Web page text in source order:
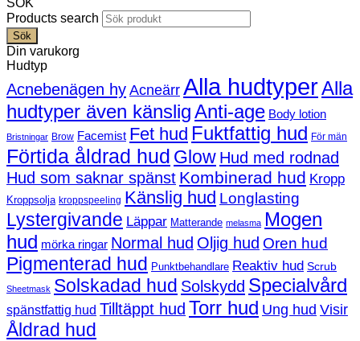
SÖK
Products search
Sök
Din varukorg
Hudtyp
Acnebenägen hy Acneärr Alla hudtyperAlla
hudtyper även känsligAnti-age Body lotion
Bristningar Brow Facemist Fet hud Fuktfattig hud För män
Förtida åldrad hud Glow Hud med rodnad
Hud som saknar spänst Kombinerad hud Kropp
Kroppsolja kroppspeeling Känslig hud Longlasting
Lystergivande Läppar Matterande melasma Mogen
hud mörka ringar Normal hud Oljig hud Oren hud
Pigmenterad hud Punktbehandlare Reaktiv hud Scrub
Sheetmask Solskadad hud Solskydd Specialvård
spänstfattig hud Tilltäppt hud Torr hud Ung hud Visir
Åldrad hud